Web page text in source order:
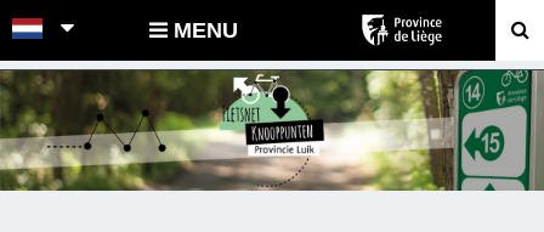
POINTS-NOEUDS MENU